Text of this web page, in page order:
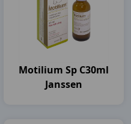
Motilium Sp C30ml
Janssen